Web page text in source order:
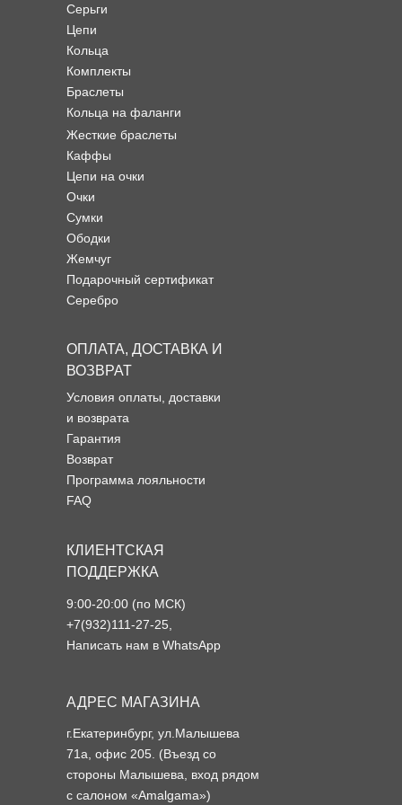
Серьги
Цепи
Кольца
Комплекты
Браслеты
Кольца на фаланги
Условия оплаты, доставки
и возврата
Гарантия
Возврат
Программа лояльности
FAQ
ОПЛАТА, ДОСТАВКА И
ВОЗВРАТ
КЛИЕНТСКАЯ
ПОДДЕРЖКА
Жесткие браслеты
Каффы
Цепи на очки
Очки
Сумки
Ободки
Жемчуг
Подарочный сертификат
Серебро
АДРЕС МАГАЗИНА
г.Екатеринбург, ул.Малышева
71а, офис 205. (Въезд со
стороны Малышева, вход рядом
с салоном «Amalgama»)
9:00-20:00 (по МСК)
+7(932)111-27-25,
Написать нам в WhatsApp